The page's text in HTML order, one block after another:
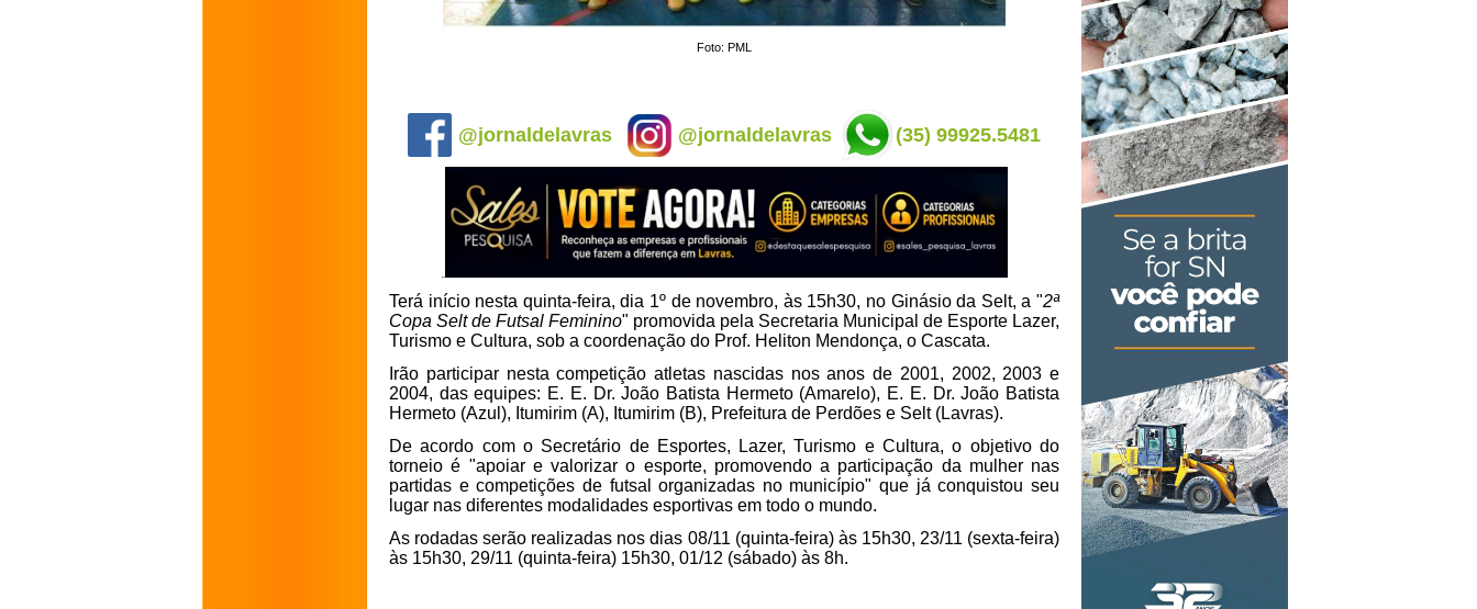
Foto: PML
@jornaldelavras @jornaldelavras (35) 99925.5481
Terá início nesta quinta-feira, dia 1º de novembro, às 15h30, no Ginásio da Selt, a "2ª
Copa Selt de Futsal Feminino" promovida pela Secretaria Municipal de Esporte Lazer,
Turismo e Cultura, sob a coordenação do Prof. Heliton Mendonça, o Cascata.
Irão participar nesta competição atletas nascidas nos anos de 2001, 2002, 2003 e
2004, das equipes: E. E. Dr. João Batista Hermeto (Amarelo), E. E. Dr. João Batista
Hermeto (Azul), Itumirim (A), Itumirim (B), Prefeitura de Perdões e Selt (Lavras).
De acordo com o Secretário de Esportes, Lazer, Turismo e Cultura, o objetivo do
torneio é "apoiar e valorizar o esporte, promovendo a participação da mulher nas
partidas e competições de futsal organizadas no município" que já conquistou seu
lugar nas diferentes modalidades esportivas em todo o mundo.
As rodadas serão realizadas nos dias 08/11 (quinta-feira) às 15h30, 23/11 (sexta-feira)
às 15h30, 29/11 (quinta-feira) 15h30, 01/12 (sábado) às 8h.